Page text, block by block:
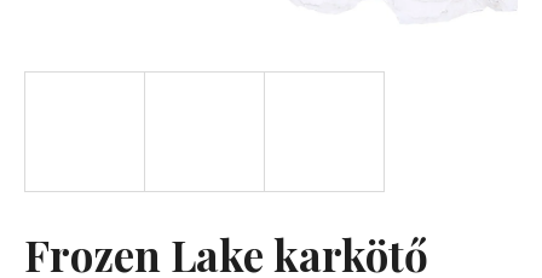
Frozen Lake karkötő
A
k